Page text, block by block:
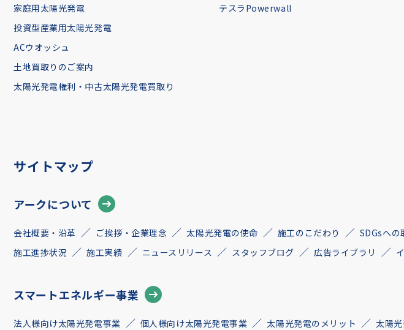
家庭用太陽光発電
投資型産業用太陽光発電
ACウオッシュ
土地買取りのご案内
太陽光発電権利・中古太陽光発電買取り
テスラPowerwall
サイトマップ
アークについて
会社概要・沿革 ご挨拶・企業理念 太陽光発電の使命 施工のこだわり SDGsへの
施工進捗状況
施工実績 ニュースリリース スタッフブログ 広告ライブラリ
スマートエネルギー事業
法人様向け太陽光発電事業 個人様向け太陽光発電事業 太陽光発電のメリット 太陽